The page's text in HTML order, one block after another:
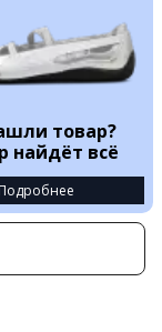
товар?
найдёт всё
Подробнее